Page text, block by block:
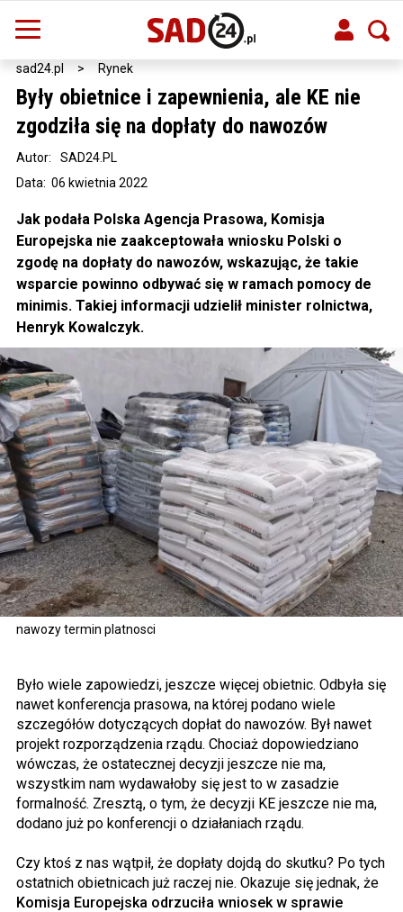
sad24.pl > Rynek
nawozy termin platnosci
Były obietnice i zapewnienia, ale KE nie
zgodziła się na dopłaty do nawozów
Data: 06 kwietnia 2022
Autor: SAD24.PL
Jak podała Polska Agencja Prasowa, Komisja
Europejska nie zaakceptowała wniosku Polski o
zgodę na dopłaty do nawozów, wskazując, że takie
wsparcie powinno odbywać się w ramach pomocy de
minimis. Takiej informacji udzielił minister rolnictwa,
Henryk Kowalczyk.
Było wiele zapowiedzi, jeszcze więcej obietnic. Odbyła się
nawet konferencja prasowa, na której podano wiele
szczegółów dotyczących dopłat do nawozów. Był nawet
projekt rozporządzenia rządu. Chociaż dopowiedziano
wówczas, że ostatecznej decyzji jeszcze nie ma,
wszystkim nam wydawałoby się jest to w zasadzie
formalność. Zresztą, o tym, że decyzji KE jeszcze nie ma,
dodano już po konferencji o działaniach rządu.
Czy ktoś z nas wątpił, że dopłaty dojdą do skutku? Po tych
ostatnich obietnicach już raczej nie. Okazuje się jednak, że
Komisja Europejska odrzuciła wniosek w sprawie